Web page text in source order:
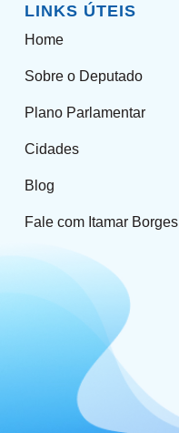
LINKS ÚTEIS
Home
Sobre o Deputado
Plano Parlamentar
Cidades
Blog
Fale com Itamar Borges